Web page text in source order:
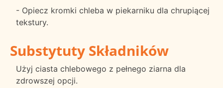
- Opiecz kromki chleba w piekarniku dla chrupiącej
tekstury.
Substytuty Składników
Użyj ciasta chlebowego z pełnego ziarna dla
zdrowszej opcji.